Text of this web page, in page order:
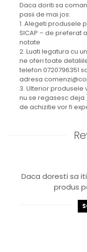
Daca doriti sa
pasii de mai jos:
1. Alegeti produsele
SICAP – de preferat
notate
2. Luati legatura cu
ne oferi toate
telefon 0720796351
adresa
3. Ulterior produsele
nu se regasesc
de achizitie vor fi
Daca doresti sa
produs